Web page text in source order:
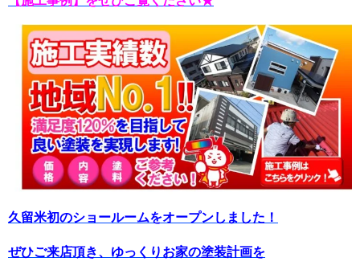
久留米初のショールームをオープンしました！
ぜひご来店頂き、ゆっくりお家の塗装計画を